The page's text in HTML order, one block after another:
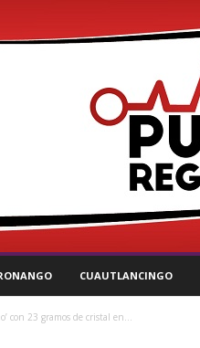
CUAUTLANCINGO
con 23 gramos de cristal en...